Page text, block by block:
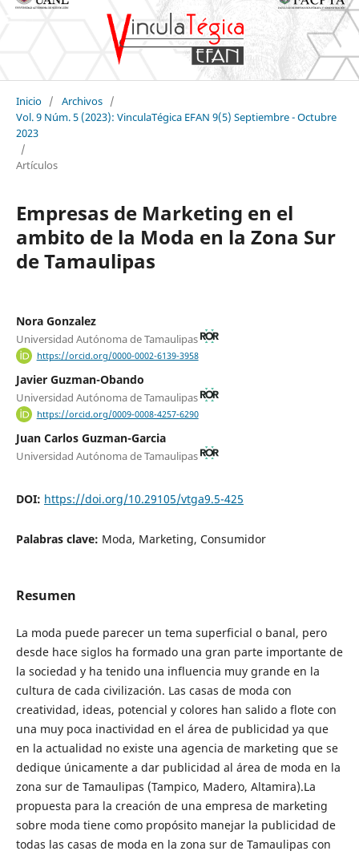
Inicio / Archivos /
Vol. 9 Núm. 5 (2023): VinculaTégica EFAN 9(5) Septiembre - Octubre
2023
/
Artículos
Empresas de Marketing en el
ambito de la Moda en la Zona Sur
de Tamaulipas
Nora Gonzalez
Universidad Autónoma de Tamaulipas
https://orcid.org/0000-0002-6139-3958
Javier Guzman-Obando
Universidad Autónoma de Tamaulipas
https://orcid.org/0009-0008-4257-6290
Juan Carlos Guzman-Garcia
Universidad Autónoma de Tamaulipas
DOI: https://doi.org/10.29105/vtga9.5-425
Palabras clave: Moda, Marketing, Consumidor
Resumen
La moda puede parecer un tema superficial o banal, pero
desde hace siglos ha formado una gran parte importante de
la sociedad y ha tenido una influencia muy grande en la
cultura de cada civilización. Las casas de moda con
creatividad, ideas, potencial y colores han salido a flote con
una muy poca inactividad en el área de publicidad ya que
en la actualidad no existe una agencia de marketing que se
dedique únicamente a dar publicidad al área de moda en la
zona sur de Tamaulipas (Tampico, Madero, Altamira).La
propuesta para la creación de una empresa de marketing
sobre moda tiene como propósito manejar la publicidad de
todas las casas de moda en la zona sur de Tamaulipas con